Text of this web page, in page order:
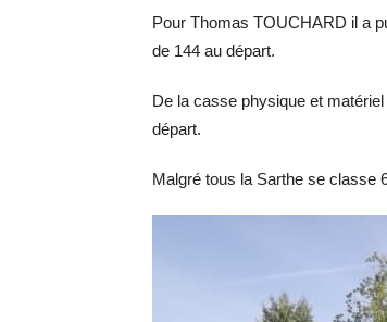
Pour Thomas TOUCHARD il a
de 144 au départ.
De la casse physique et
départ.
Malgré tous la Sarthe se classe